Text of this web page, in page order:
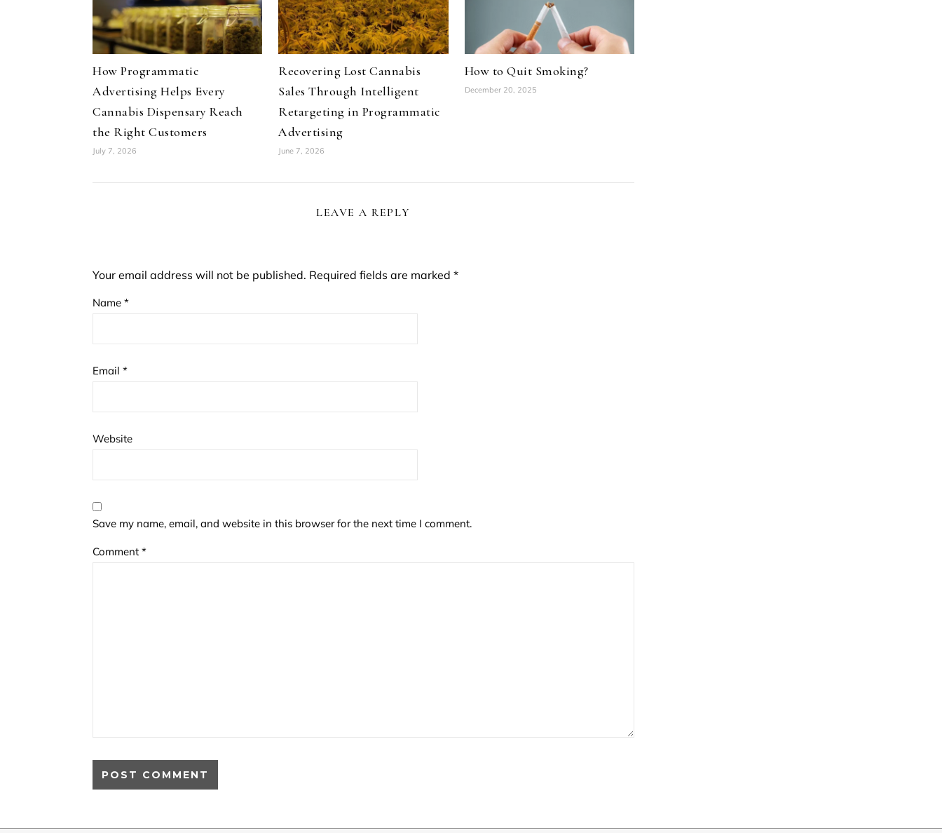
How Programmatic
Advertising Helps Every
Cannabis Dispensary Reach
the Right Customers
July 7, 2026
Recovering Lost Cannabis
Sales Through Intelligent
Retargeting in Programmatic
Advertising
June 7, 2026
How to Quit Smoking?
December 20, 2025
LEAVE A REPLY
Your email address will not be published. Required fields are marked *
Name *
Email *
Website
Save my name, email, and website in this browser for the next time I comment.
Comment *